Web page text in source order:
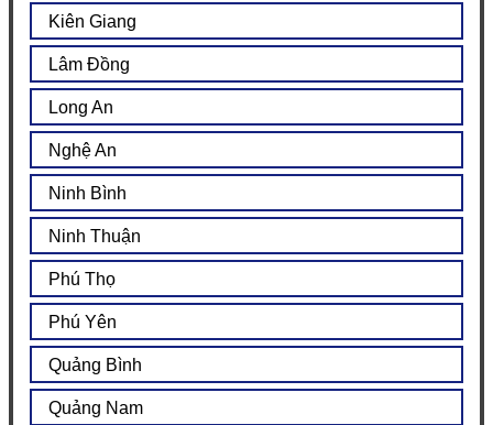
Kiên Giang
Lâm Đồng
Long An
Nghệ An
Ninh Bình
Ninh Thuận
Phú Thọ
Phú Yên
Quảng Bình
Quảng Nam